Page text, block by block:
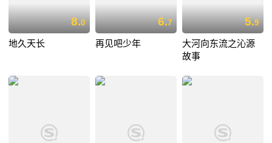
8.0
地久天长
6.7
再见吧少年
5.9
大河向东流之沁源
故事